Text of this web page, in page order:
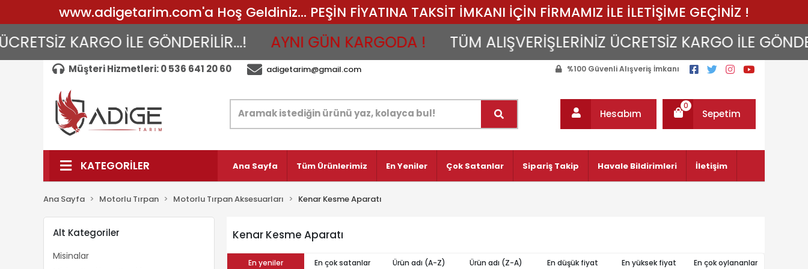
www.adigetarim.com'a Hoş Geldiniz... PEŞİN FİYATINA TAKSİT İMKANI İÇİN FİRMAMIZ İLE İLETİŞİME GEÇİNİZ !
KARGO İLE GÖNDERİLİR...! AYNI GÜN KARGODA ! TÜM ALIŞVERİŞLERİNİZ ÜCRETSİZ KARGO İLE
Müşteri Hizmetleri: 0 536 641 20 60 adigetarim@gmail.com %100 Güvenli Alışveriş İmkanı
Hesabım Sepetim
0
KATEGORİLER Ana Sayfa Tüm Ürünlerimiz En Yeniler Çok Satanlar Sipariş Takip Havale Bildirimleri İletişim
Ana Sayfa Motorlu Tırpan Motorlu Tırpan Aksesuarları Kenar Kesme Aparatı
Alt Kategoriler
Misinalar
Kenar Kesme Aparatı
En yeniler En çok satanlar Ürün adı (A-Z) Ürün adı (Z-A) En düşük fiyat En yüksek fiyat En çok oylananlar